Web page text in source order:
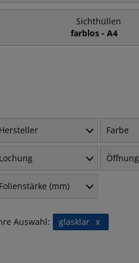
Sichthüllen
farblos - A4
Hersteller Farbe
Lochung Öffnung
Folienstärke (mm)
Auswahl: x
glasklar